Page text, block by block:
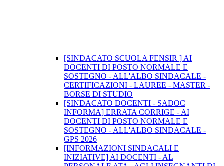
[SINDACATO SCUOLA FENSIR ] AI
DOCENTI DI POSTO NORMALE E
SOSTEGNO - ALL'ALBO SINDACALE -
CERTIFICAZIONI - LAUREE - MASTER -
BORSE DI STUDIO
[SINDACATO DOCENTI - SADOC
INFORMA] ERRATA CORRIGE - AI
DOCENTI DI POSTO NORMALE E
SOSTEGNO - ALL'ALBO SINDACALE -
GPS 2026
[INFORMAZIONI SINDACALI E
INIZIATIVE] AI DOCENTI - AL